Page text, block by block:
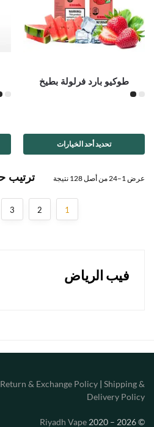
طوكيو بارد فرلولة بطيخ
تحديد أحد الخيارات
عرض 1–24 من أصل 128 نتيجة
1
2
3
فيب الرياض
Return & Exchange Policy | Shipping &
Delivery Policy
©
Riyadh Vape 2020 – 2026